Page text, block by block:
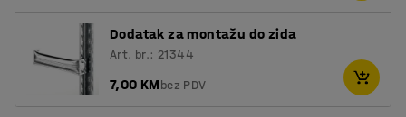
Dodatak za montažu do zida
Art. br.: 21344
7,00 KMbez PDV